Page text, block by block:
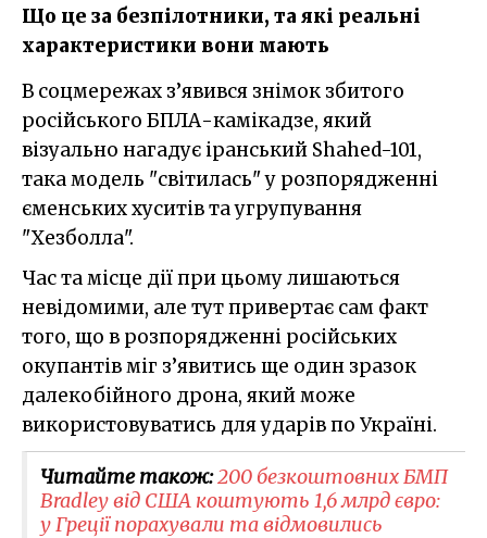
Що це за безпілотники, та які реальні
характеристики вони мають
В соцмережах з’явився знімок збитого
російського БПЛА-камікадзе, який
візуально нагадує іранський Shahed-101,
така модель "світилась" у розпорядженні
єменських хуситів та угрупування
"Хезболла".
Час та місце дії при цьому лишаються
невідомими, але тут привертає сам факт
того, що в розпорядженні російських
окупантів міг з’явитись ще один зразок
далекобійного дрона, який може
використовуватись для ударів по Україні.
Читайте також:200 безкоштовних БМП
Bradley від США коштують 1,6 млрд євро:
у Греції порахували та відмовились